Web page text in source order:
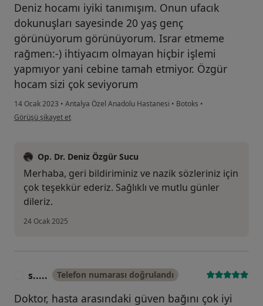
Deniz hocamı iyiki tanımışım. Onun ufacık
dokunuşları sayesinde 20 yaş genç
görünüyorum görünüyorum. Israr etmeme
rağmen:-) ihtiyacım olmayan hiçbir işlemi
yapmıyor yani cebine tamah etmiyor. Özgür
hocam sizi çok seviyorum
14 Ocak 2023 • Antalya Özel Anadolu Hastanesi • Botoks •
kullanıcının görüşüne göre tü...
Görüşü şikayet et
Op. Dr. Deniz Özgür Sucu
Merhaba, geri bildiriminiz ve nazik sözleriniz için
çok teşekkür ederiz. Sağlıklı ve mutlu günler
dileriz.
24 Ocak 2025
s..... Telefon numarası doğrulandı
Doktor, hasta arasındaki güven bağını çok iyi